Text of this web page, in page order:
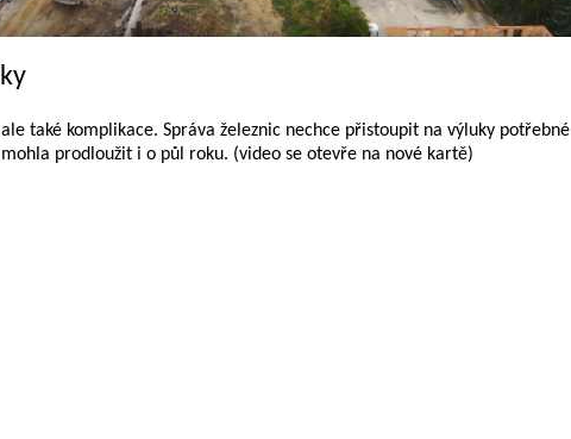
také komplikace. Správa železnic nechce přistoupit na výluky potřebné
prodloužit i o půl roku. (video se otevře na nové kartě)